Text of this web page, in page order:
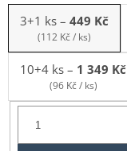
3+1 ks – 449 Kč
(112 Kč / ks)
10+4 ks – 1 349 Kč
(96 Kč / ks)
Balení:
3+1ks